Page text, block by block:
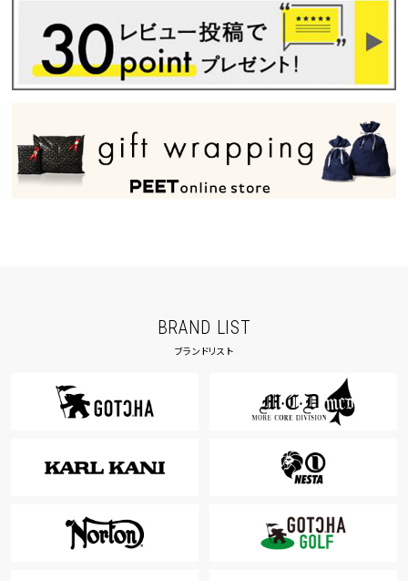
S
M
L
XL
XXL
XXXL
29inc
30inc
32inc
カラー
BRAND LIST
ブランドリスト